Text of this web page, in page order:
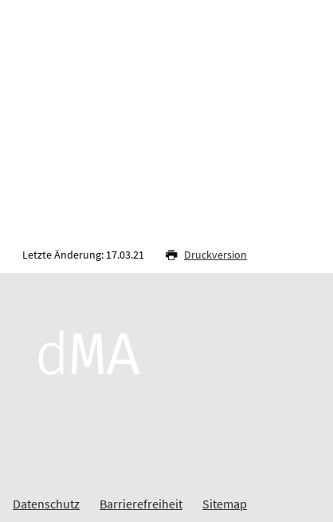
Letzte Änderung: 17.03.21 Druckversion
Datenschutz Barrierefreiheit Sitemap